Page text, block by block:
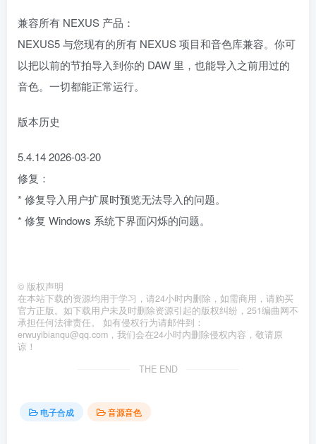
兼容所有 NEXUS 产品：
NEXUS5 与您现有的所有 NEXUS 项目和音色库兼容。你可
以把以前的节拍导入到你的 DAW 里，也能导入之前用过的
音色。一切都能正常运行。
版本历史
5.4.14 2026-03-20
修复：
* 修复导入用户扩展时预览无法导入的问题。
* 修复 Windows 系统下界面闪烁的问题。
© 版权声明
在本站下载的资源均用于学习，请24小时内删除，如需商用，请购买
官方正版。如下载用户未及时删除资源引起的版权纠纷，251编曲网不
承担任何法律责任。 如有侵权行为请邮件到：
erwuyibianqu@qq.com，我们会在24小时内删除侵权内容，敬请原
谅！
THE END
电子合成 音源音色